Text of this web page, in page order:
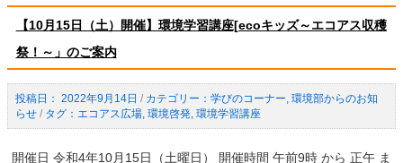
～
花
苗
え
～」
3
日
（土）
催】
ド
【10月15日（土）開催】環境学習講座[ecoキッズ～エコアス収穫
祭！～」のご案内
2022年9月14日 / 学びのコーナー, 環境部からのお知
らせ/ エコアス広場, 環境啓発, 環境学習講座
開催日 令和4年10月15日（土曜日） 開催時間 午前9時 から 正午 ま